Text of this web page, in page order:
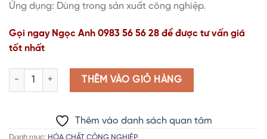
Ứng dụng: Dùng trong sản xuất công nghiệp.
Gọi ngay Ngọc Anh 0983 56 56 28 để được tư vấn giá
tốt nhất
Isoamyl alcohol | Isoamyl số lượng
THÊM VÀO GIỎ HÀNG
Thêm vào danh sách quan tâm